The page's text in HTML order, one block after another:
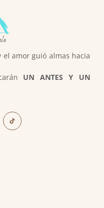
el amor guió almas hacia
UN ANTES Y UN